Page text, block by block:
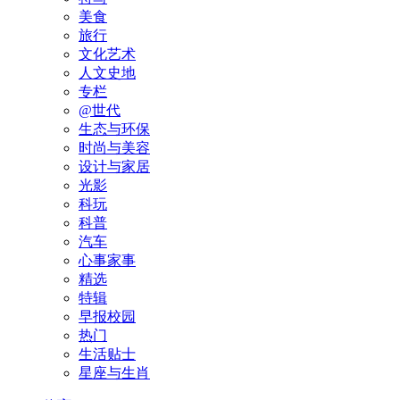
美食
旅行
文化艺术
人文史地
专栏
@世代
生态与环保
时尚与美容
设计与家居
光影
科玩
科普
汽车
心事家事
精选
特辑
早报校园
热门
生活贴士
星座与生肖